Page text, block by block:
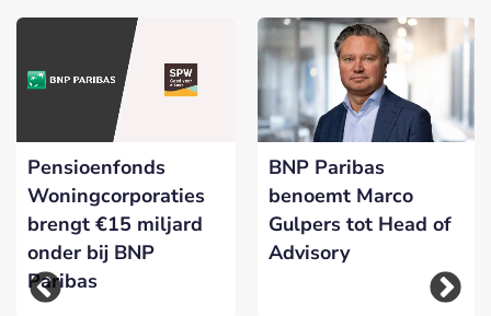
Pensioenfonds
Woningcorporaties
brengt €15 miljard
onder bij BNP
Paribas
BNP Paribas
benoemt Marco
Gulpers tot Head of
Advisory